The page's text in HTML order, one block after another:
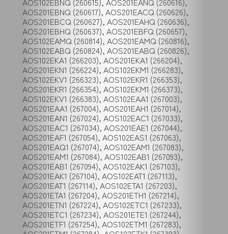
AOS201EBNQ (260617), AOS201EACQ (260626),
AOS201EBCQ (260627), AOS201EAHQ (260636),
AOS201EBHQ (260637), AOS201EBFQ (260657),
AOS102EAMQ (260814), AOS201EAMQ (260816),
AOS102EABQ (260824), AOS201EABQ (260826),
AOS102EKA1 (266203), AOS201EKA1 (266204),
AOS201EKN1 (266224), AOS102EKM1 (266283),
AOS102EKV1 (266323), AOS102EKR1 (266353),
AOS201EKR1 (266354), AOS102EKM1 (266373),
AOS102EKV1 (266383), AOS102EAA1 (267003),
AOS201EAA1 (267004), AOS201EAH1 (267014),
AOS201EAN1 (267024), AOS102EAC1 (267033),
AOS201EAC1 (267034), AOS201EAE1 (267044),
AOS201EAF1 (267054), AOS102EAS1 (267063),
AOS201EAQ1 (267074), AOS102EAM1 (267083),
AOS201EAM1 (267084), AOS102EAB1 (267093),
AOS201EAB1 (267094), AOS102EAK1 (267103),
AOS201EAK1 (267104), AOS102EAT1 (267113),
AOS201EAT1 (267114), AOS102ETA1 (267203),
AOS201ETA1 (267204), AOS201ETH1 (267214),
AOS201ETN1 (267224), AOS102ETC1 (267233),
AOS201ETC1 (267234), AOS201ETE1 (267244),
AOS201ETF1 (267254), AOS102ETM1 (267283),